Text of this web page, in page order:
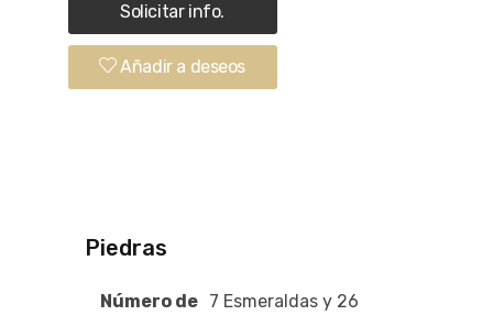
Solicitar info.
Añadir a deseos
Piedras
Número de 7 Esmeraldas y 26